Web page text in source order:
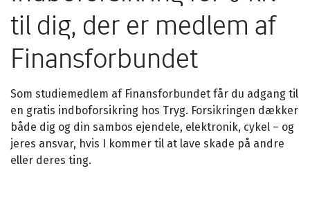
til dig, der er medlem af
Finansforbundet
Som studiemedlem af Finansforbundet får du adgang til
en gratis indboforsikring hos Tryg. Forsikringen dækker
både dig og din sambos ejendele, elektronik, cykel – og
jeres ansvar, hvis I kommer til at lave skade på andre
eller deres ting.